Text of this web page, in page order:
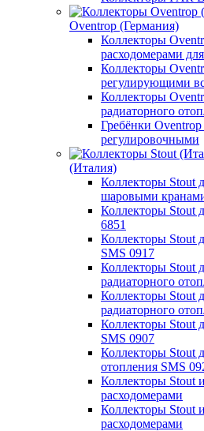
Oventrop (Германия)
Коллекторы
расходомерами
Коллекторы
регулирующими
Коллекторы
радиаторного
Гребёнки
регулировочными
(Италия)
Коллекторы Stout
шаровыми
Коллекторы Stout
6851
Коллекторы Stout
SMS 0917
Коллекторы Stout
радиаторного
Коллекторы Stout
радиаторного
Коллекторы Stout
SMS 0907
Коллекторы Stout
отопления SMS
Коллекторы Stout
расходомерами
Коллекторы Stout
расходомерами